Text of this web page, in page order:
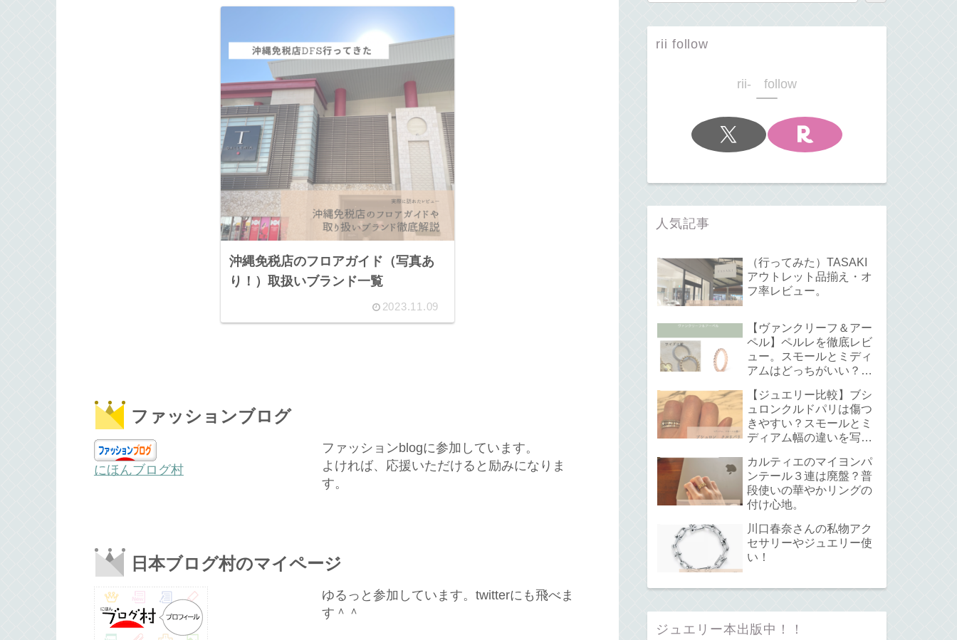
沖縄免税店のフロアガイド（写真あ
り！）取扱いブランド一覧
2023.11.09
ファッションブログ
にほんブログ村
ファッションblogに参加しています。
よければ、応援いただけると励みになりま
す。
日本ブログ村のマイページ
ゆるっと参加しています。twitterにも飛べま
す＾＾
rii follow
rii- follow
人気記事
（行ってみた）TASAKI
アウトレット品揃え・オ
フ率レビュー。
【ヴァンクリーフ＆アー
ペル】ペルレを徹底レビ
ュー。スモールとミディ
アムはどっちがいい？サ
て。
【ジュエリー比較】ブシ
ュロンクルドパリは傷つ
きやすい？スモールとミ
ディアム幅の違いを写真
カルティエのマイヨンパ
ンテール３連は廃盤？普
段使いの華やかリングの
付け心地。
川口春奈さんの私物アク
セサリーやジュエリー使
い！
ジュエリー本出版中！！